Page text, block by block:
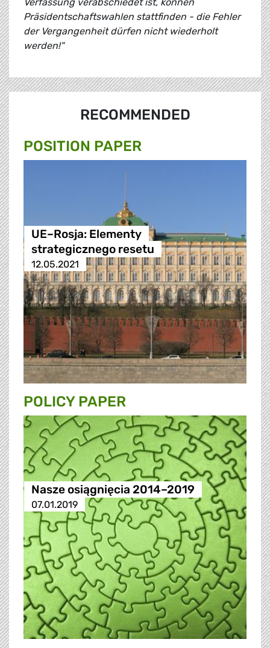
Präsidentschaftswahlen stattfinden - die Fehler
der Vergangenheit dürfen nicht wiederholt
werden!"
RECOMMENDED
POSITION PAPER
UE–Rosja: Elementy
strategicznego resetu
12.05.2021
POLICY PAPER
Nasze osiągnięcia 2014–2019
07.01.2019